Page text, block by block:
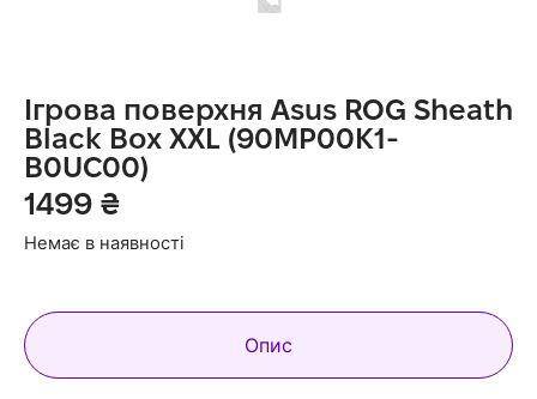
Ігрова поверхня Asus ROG Sheath
Black Box XXL (90MP00K1-
B0UC00)
1499 ₴
Немає в наявності
Опис